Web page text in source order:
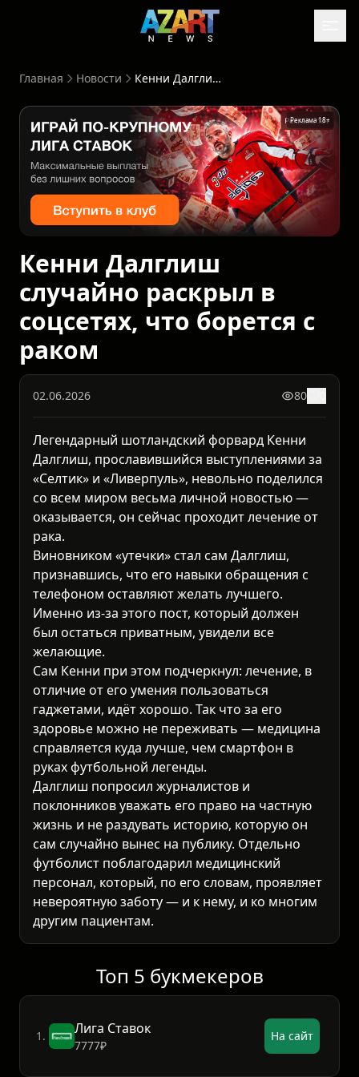
Главная Новости Кенни Далглиш случайно раскрыл в соцсетях, что борется с раком
Реклама 18+
Кенни Далглиш
случайно раскрыл в
соцсетях, что борется с
раком
02.06.2026 80
Легендарный шотландский форвард Кенни
Далглиш, прославившийся выступлениями за
«Селтик» и «Ливерпуль», невольно поделился
со всем миром весьма личной новостью —
оказывается, он сейчас проходит лечение от
рака.
Виновником «утечки» стал сам Далглиш,
признавшись, что его навыки обращения с
телефоном оставляют желать лучшего.
Именно из-за этого пост, который должен
был остаться приватным, увидели все
желающие.
Сам Кенни при этом подчеркнул: лечение, в
отличие от его умения пользоваться
гаджетами, идёт хорошо. Так что за его
здоровье можно не переживать — медицина
справляется куда лучше, чем смартфон в
руках футбольной легенды.
Далглиш попросил журналистов и
поклонников уважать его право на частную
жизнь и не раздувать историю, которую он
сам случайно вынес на публику. Отдельно
футболист поблагодарил медицинский
персонал, который, по его словам, проявляет
невероятную заботу — и к нему, и ко многим
другим пациентам.
Топ 5 букмекеров
1. Лига Ставок
7777₽
На сайт